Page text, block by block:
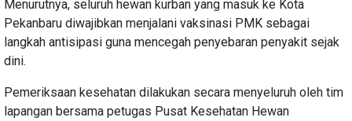
Menurutnya, seluruh hewan kurban yang masuk ke Kota
Pekanbaru diwajibkan menjalani vaksinasi PMK sebagai
langkah antisipasi guna mencegah penyebaran penyakit sejak
dini.
Pemeriksaan kesehatan dilakukan secara menyeluruh oleh tim
lapangan bersama petugas Pusat Kesehatan Hewan